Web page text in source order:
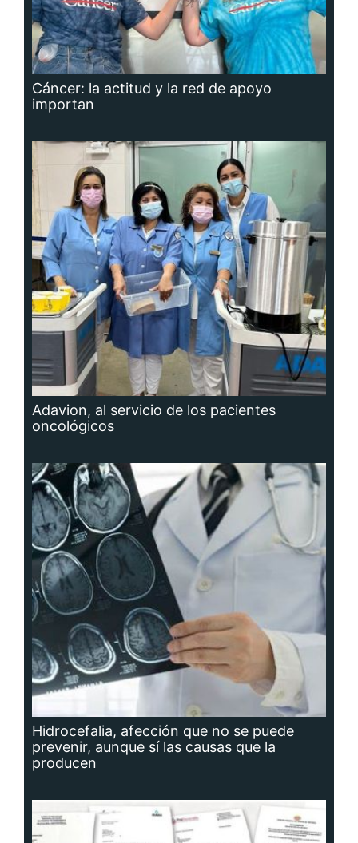
Cáncer: la actitud y la red de apoyo
importan
Adavion, al servicio de los pacientes
oncológicos
Hidrocefalia, afección que no se puede
prevenir, aunque sí las causas que la
producen